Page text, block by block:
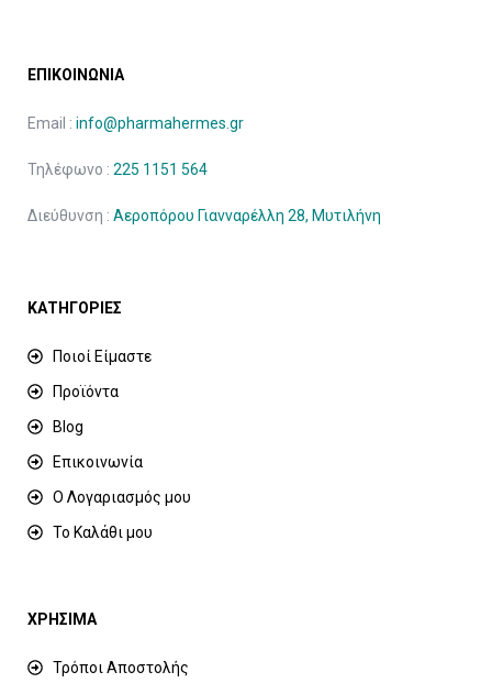
ΕΠΙΚΟΙΝΩΝΙΑ
Email : info@pharmahermes.gr
Τηλέφωνο : 225 1151 564
Διεύθυνση : Αεροπόρου Γιανναρέλλη 28, Μυτιλήνη
ΚΑΤΗΓΟΡΙΕΣ
Ποιοί Είμαστε
Προϊόντα
Blog
Επικοινωνία
Ο Λογαριασμός μου
Το Καλάθι μου
ΧΡΗΣΙΜΑ
Τρόποι Αποστολής